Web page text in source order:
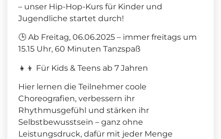
– unser Hip-Hop-Kurs für Kinder und
Jugendliche startet durch!
🕒 Ab Freitag, 06.06.2025 – immer freitags um
15.15 Uhr, 60 Minuten Tanzspaß
👧👦 Für Kids & Teens ab 7 Jahren
Hier lernen die Teilnehmer coole
Choreografien, verbessern ihr
Rhythmusgefühl und stärken ihr
Selbstbewusstsein – ganz ohne
Leistungsdruck, dafür mit jeder Menge